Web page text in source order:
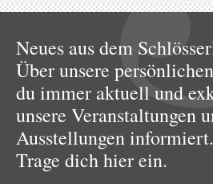
Neues aus dem
Über unsere
du immer aktuell und
unsere Veranstaltungen
Ausstellungen informiert.
Trage dich hier ein.